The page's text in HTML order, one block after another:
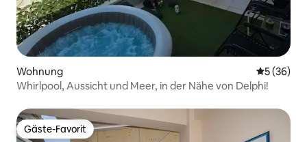
Wohnung
5 (36)
Whirlpool, Aussicht und Meer, in der Nähe von Delphi!
Gäste-Favorit
Gäste-Favorit